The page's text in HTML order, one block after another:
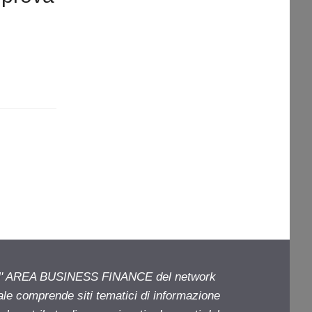
BUSINESS FINANCE del network
comprende siti tematici di informazione